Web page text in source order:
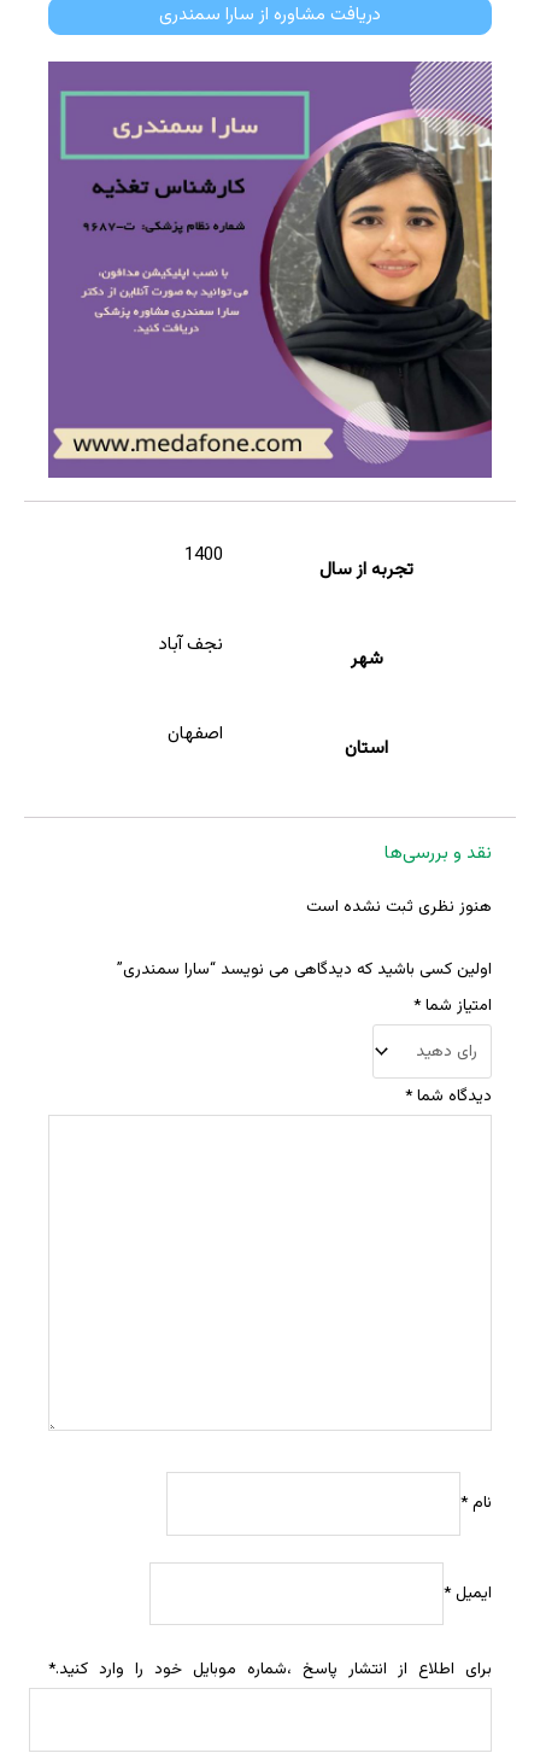
دریافت مشاوره از سارا سمندری
تجربه از سال
1400
شهر
نجف آباد
استان
اصفهان
نقد و بررسی‌ها
هنوز نظری ثبت نشده است
اولین کسی باشید که دیدگاهی می نویسد “سارا سمندری”
امتیاز شما*
دیدگاه شما*
نام*
ایمیل*
برای اطلاع از انتشار پاسخ ،شماره موبایل خود را وارد کنید.*